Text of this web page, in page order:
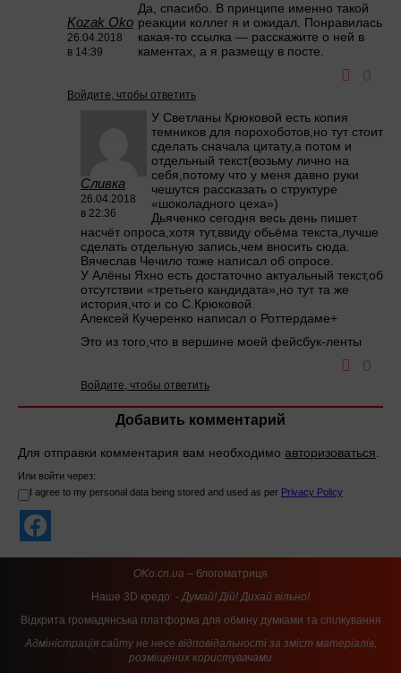
Kozak Oko
26.04.2018
в 14:39
Да, спасибо. В принципе именно такой
реакции коллег я и ожидал. Понравилась
какая-то ссылка — расскажите о ней в
каментах, а я размещу в посте.
Войдите, чтобы ответить
Сливка
26.04.2018
в 22:36
У Светланы Крюковой есть копия
темников для порохоботов,но тут стоит
сделать сначала цитату,а потом и
отдельный текст(возьму лично на
себя,потому что у меня давно руки
чешутся рассказать о структуре
«шоколадного цеха»)
Дьяченко сегодня весь день пишет
насчёт опроса,хотя тут,ввиду обьёма текста,лучше
сделать отдельную запись,чем вносить сюда.
Вячеслав Чечило тоже написал об опросе.
У Алёны Яхно есть достаточно актуальный текст,об
отсутствии «третьего кандидата»,но тут та же
история,что и со С.Крюковой.
Алексей Кучеренко написал о Роттердаме+
Это из того,что в вершине моей фейсбук-ленты
Войдите, чтобы ответить
Добавить комментарий
Для отправки комментария вам необходимо авторизоваться.
Или войти через:
I agree to my personal data being stored and used as per Privacy Policy
OKo.cn.ua – блогоматриця
Наше 3D кредо: -Думай! Дій! Дихай вільно!
Відкрита громадянська платформа для обміну думками та спілкування
Адміністрація сайту не несе відповідальності за зміст матеріалів,
розміщених користувачами